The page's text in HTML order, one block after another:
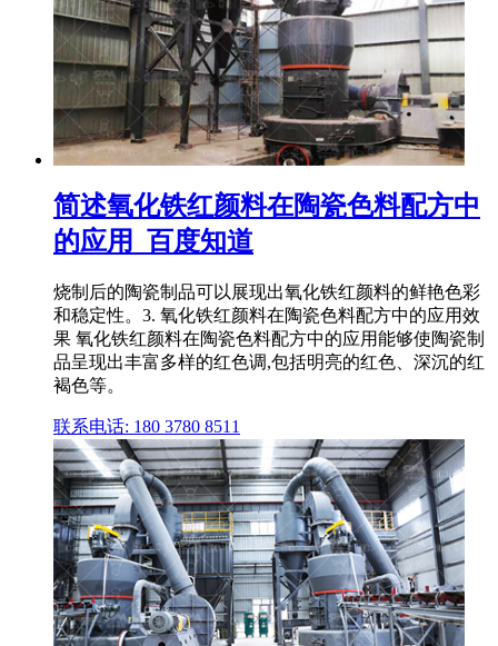
简述氧化铁红颜料在陶瓷色料配方中
的应用_百度知道
烧制后的陶瓷制品可以展现出氧化铁红颜料的鲜艳色彩
和稳定性。3. 氧化铁红颜料在陶瓷色料配方中的应用效
果 氧化铁红颜料在陶瓷色料配方中的应用能够使陶瓷制
品呈现出丰富多样的红色调,包括明亮的红色、深沉的红
褐色等。
联系电话: 180 3780 8511